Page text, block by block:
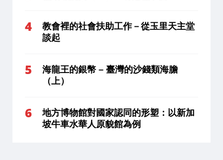
教會裡的社會扶助工作－從玉里天主堂
談起
海龍王的銀幣 – 臺灣的沙錢類海膽
（上）
地方博物館對國家認同的形塑：以新加
坡牛車水華人原貌館為例